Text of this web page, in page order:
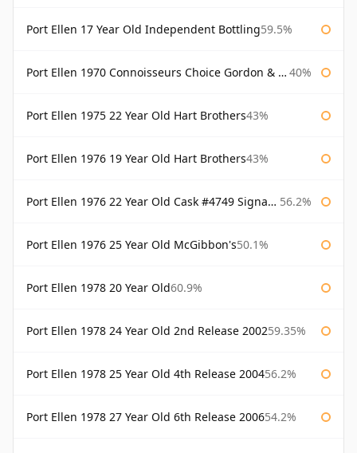
Port Ellen 17 Year Old Independent Bottling59.5%
Port Ellen 1970 Connoisseurs Choice Gordon & Macphail 40%
Port Ellen 1975 22 Year Old Hart Brothers43%
Port Ellen 1976 19 Year Old Hart Brothers43%
Port Ellen 1976 22 Year Old Cask #4749 Signatory 56.2%
Port Ellen 1976 25 Year Old McGibbon's50.1%
Port Ellen 1978 20 Year Old60.9%
Port Ellen 1978 24 Year Old 2nd Release 200259.35%
Port Ellen 1978 25 Year Old 4th Release 200456.2%
Port Ellen 1978 27 Year Old 6th Release 200654.2%